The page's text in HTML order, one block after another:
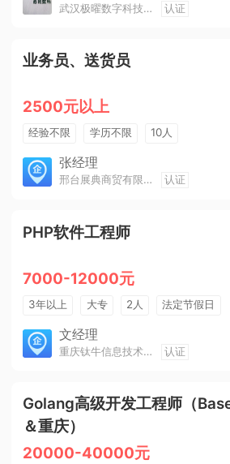
武汉极曜数字科技有限公司 认证
业务员、送货员
2500元以上
经验不限 学历不限 10人
张经理
邢台展典商贸有限公司 认证
PHP软件工程师
7000-12000元
3年以上 大专 2人
法定节假日
休假制度
年终奖金
文经理
重庆钛牛信息技术有限公司 认证
Golang高级开发工程师（
＆重庆）
20000-40000元